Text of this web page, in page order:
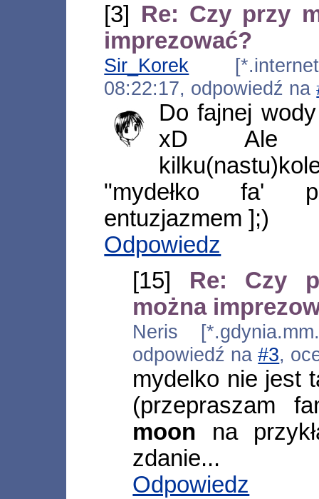
[3] Re: Czy przy
imprezować?
Sir_Korek
08:22:17, odpowiedź na
Do fajnej
xD Ale
"mydełko fa'
entuzjazmem ];)
Odpowiedz
[15] Re: Czy
można
Neris
odpowiedź na#3,
mydelko nie jest
(przepraszam
moon na
zdanie...
Odpowiedz